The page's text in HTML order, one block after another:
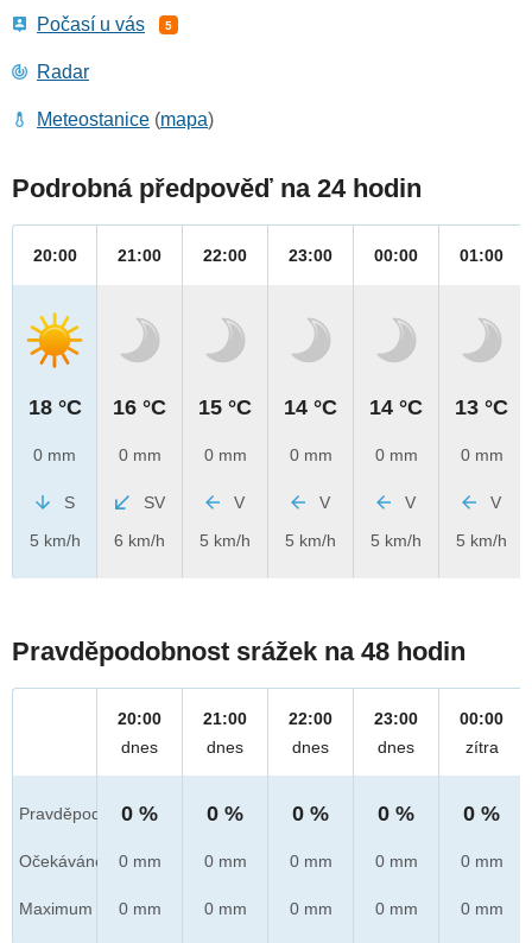
Počasí u vás 5
Radar
Meteostanice (mapa)
Podrobná předpověď na 24 hodin
20:00
18 °C
0 mm
S
5 km/h
21:00
16 °C
0 mm
SV
6 km/h
22:00
15 °C
0 mm
V
5 km/h
23:00
14 °C
0 mm
V
5 km/h
00:00
14 °C
0 mm
V
5 km/h
01:00
13 °C
0 mm
V
5 km/h
Pravděpodobnost srážek na 48 hodin
Pravděpod.
Očekáváno
Maximum
20:00
dnes
0 %
0 mm
0 mm
21:00
dnes
0 %
0 mm
0 mm
22:00
dnes
0 %
0 mm
0 mm
23:00
dnes
0 %
0 mm
0 mm
00:00
zítra
0 %
0 mm
0 mm